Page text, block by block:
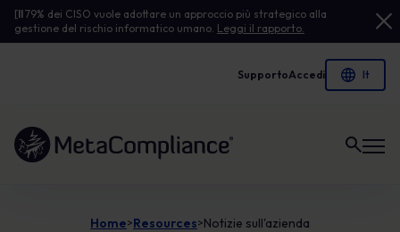
[Il79% dei CISO vuole adottare un approccio più strategico alla
gestione del rischio informatico umano. Leggi il rapporto.
SupportoAccedi
Link alla homepage
Home>Resources>Notizie sull'azienda